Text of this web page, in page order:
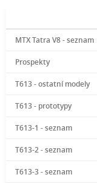
MTX Tatra V8 - seznam
Prospekty
T613 - ostatní modely
T613 - prototypy
T613-1 - seznam
T613-2 - seznam
T613-3 - seznam